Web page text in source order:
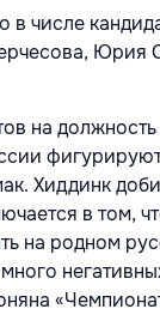
в числе
Юрия
на
Хиддинк
в том,
на родном